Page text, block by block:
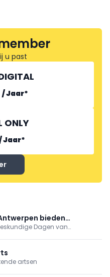
u past
/Jaar*
ONLY
Jaar*
bieden
Dagen van
artsen